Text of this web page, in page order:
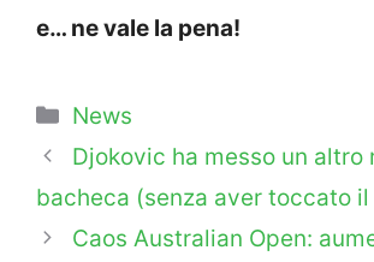
e… ne vale la pena!
Categorie
News
Djokovic ha messo un altro
bacheca (senza aver toccato
Caos Australian Open: